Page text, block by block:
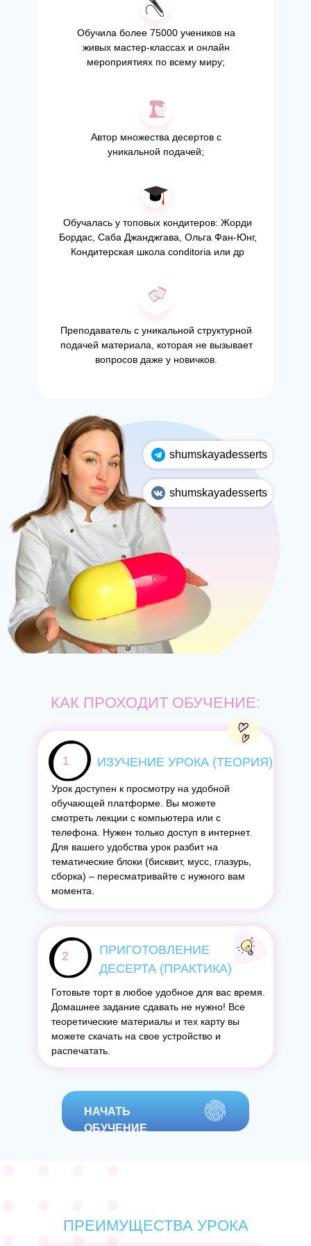
Обучила более 75000 учеников на
живых мастер-классах и онлайн
мероприятиях по всему миру;
Автор множества десертов с
уникальной подачей;
Обучалась у топовых кондитеров: Жорди
Бордас, Саба Джанджгава, Ольга Фан-Юнг,
Кондитерская школа conditoria или др
Преподаватель с уникальной структурной
подачей материала, которая не вызывает
вопросов даже у новичков.
shumskayadesserts
shumskayadesserts
КАК ПРОХОДИТ ОБУЧЕНИЕ:
1 ИЗУЧЕНИЕ УРОКА (ТЕОРИЯ)
Урок доступен к просмотру на удобной
обучающей платформе. Вы можете
смотреть лекции с компьютера или с
телефона. Нужен только доступ в интернет.
Для вашего удобства урок разбит на
тематические блоки (бисквит, мусс, глазурь,
сборка) – пересматривайте с нужного вам
момента.
2
ПРИГОТОВЛЕНИЕ
ДЕСЕРТА (ПРАКТИКА)
Готовьте торт в любое удобное для вас время.
Домашнее задание сдавать не нужно! Все
теоретические материалы и тех карту вы
можете скачать на свое устройство и
распечатать.
НАЧАТЬ
ОБУЧЕНИЕ
ПРЕИМУЩЕСТВА УРОКА